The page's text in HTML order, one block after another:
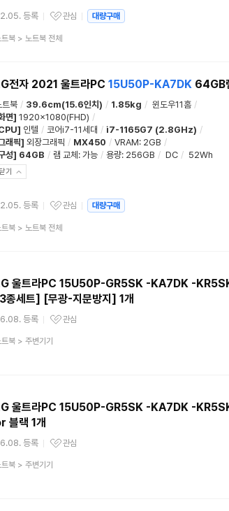
등록
관심상품
관심 대량구매
북> 노트북 전체
전자 2021 울트라PC 15U50P-KA7DK64GB
트북 / 39.6cm(15.6인치) / 1.85kg / 윈도우11홈 /
면] 1920x1080(FHD) /
인텔 / 코어i7-11세대 / i7-1165G7 (2.8GHz) /
래픽] 외장그래픽 / MX450 / VRAM: 2GB /
성] 64GB / 램 교체 : 가능 / 용량: 256GB / DC / 52Wh
닫기
등록
관심상품
관심 대량구매
북> 노트북 전체
울트라PC 15U50P-GR5SK -KA7DK -
종세트] [무광-지문방지] 1개
등록
관심상품
관심
북> 주변기기
울트라PC 15U50P-GR5SK -KA7DK -
블랙 1개
등록
관심상품
관심
북> 주변기기